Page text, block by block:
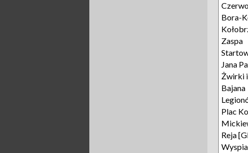
Bora-
Zaspa
Jana
Żwirki
Bajana
Plac
Reja